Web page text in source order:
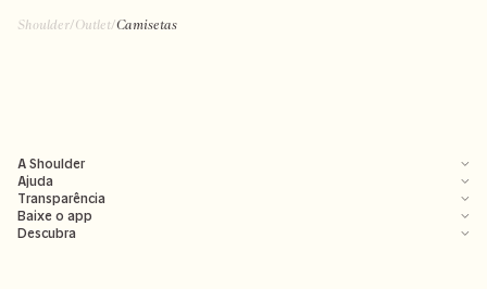
Shoulder/Outlet/Camisetas
A Shoulder
Ajuda
Transparência
Baixe o app
Descubra